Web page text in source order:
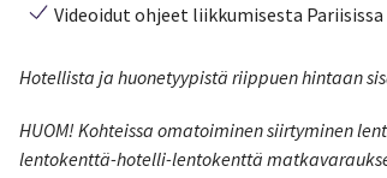
Videoidut ohjeet liikkumisesta Pariisissa
Hotellista ja huonetyypistä riippuen hintaan
HUOM! Kohteissa omatoiminen siirtyminen
lentokenttä-hotelli-lentokenttä